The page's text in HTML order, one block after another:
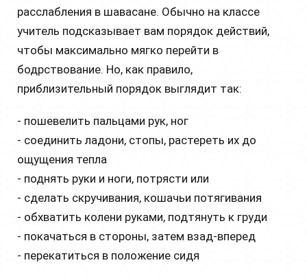
расслабления в шавасане. Обычно на классе
учитель подсказывает вам порядок действий,
чтобы максимально мягко перейти в
бодрствование. Но, как правило,
приблизительный порядок выглядит так:
- пошевелить пальцами рук, ног
- соединить ладони, стопы, растереть их до
ощущения тепла
- поднять руки и ноги, потрясти или
- сделать скручивания, кошачьи потягивания
- обхватить колени руками, подтянуть к груди
- покачаться в стороны, затем взад-вперед
- перекатиться в положение сидя